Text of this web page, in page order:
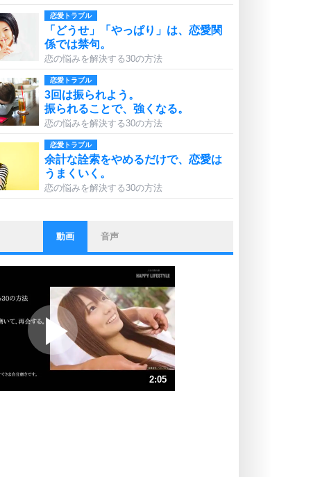
恋愛トラブル
「どうせ」「やっぱり」は、恋愛関
係では禁句。
恋の悩みを解決する30の方法
恋愛トラブル
3回は振られよう。
振られることで、強くなる。
恋の悩みを解決する30の方法
恋愛トラブル
余計な詮索をやめるだけで、恋愛は
うまくいく。
恋の悩みを解決する30の方法
ストレス対策
他人と比べない。
いっそのこと、他人を見ない。
プラス思考
ポジティブになれない原因は、行動
しないから。
ポジティブ思考になる30の方法
ストレス対策
動画 音声
2:05